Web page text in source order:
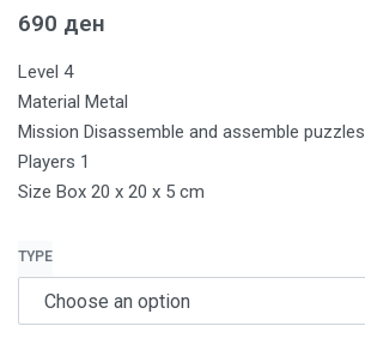
690 ден
Level 4
Material Metal
Mission Disassemble and assemble puzzles
Players 1
Size Box 20 x 20 x 5 cm
TYPE